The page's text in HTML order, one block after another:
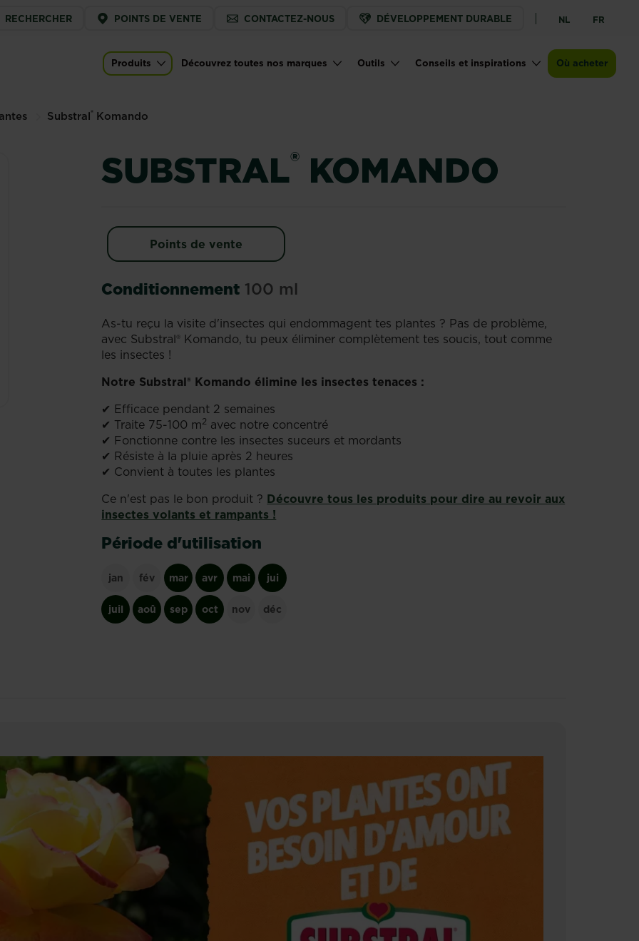
RECHERCHER POINTS DE VENTE CONTACTEZ-NOUS DÉVELOPPEMENT DURABLE NL FR
Main navigation
Produits Découvrez toutes nos marques Outils Conseils et inspirations Où acheter
Substral® Komando
SUBSTRAL® KOMANDO
Points de vente
Conditionnement 100 ml
As-tu reçu la visite d'insectes qui endommagent tes plantes ? Pas de problème,
avec Substral® Komando, tu peux éliminer complètement tes soucis, tout comme
les insectes !
Notre Substral® Komando élimine les insectes tenaces :
✔ Efficace pendant 2 semaines
✔ Traite 75-100 m2 avec notre concentré
✔ Fonctionne contre les insectes suceurs et mordants
✔ Résiste à la pluie après 2 heures
✔ Convient à toutes les plantes
Ce n'est pas le bon produit ? Découvre tous les produits pour dire au revoir aux
insectes volants et rampants !
Période d'utilisation
jan fév mar avr mai jui
juil aoû sep oct nov déc
Points de vente